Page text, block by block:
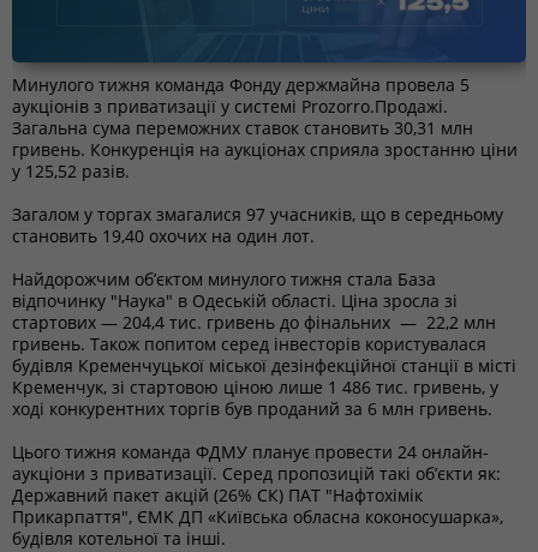
Минулого тижня команда Фонду держмайна провела 5
аукціонів з приватизації у системі Prozorro.Продажі.
Загальна сума переможних ставок становить 30,31 млн
гривень. Конкуренція на аукціонах сприяла зростанню ціни
у 125,52 разів.
Загалом у торгах змагалися 97 учасників, що в середньому
становить 19,40 охочих на один лот.
Найдорожчим об’єктом минулого тижня стала База
відпочинку "Наука" в Одеській області. Ціна зросла зі
стартових — 204,4 тис. гривень до фінальних — 22,2 млн
гривень. Також попитом серед інвесторів користувалася
будівля Кременчуцької міської дезінфекційної станції в місті
Кременчук, зі стартовою ціною лише 1 486 тис. гривень, у
ході конкурентних торгів був проданий за 6 млн гривень.
Цього тижня команда ФДМУ планує провести 24 онлайн-
аукціони з приватизації. Серед пропозицій такі об’єкти як:
Державний пакет акцій (26% СК) ПАТ "Нафтохімік
Прикарпаття", ЄМК ДП «Київська обласна коконосушарка»,
будівля котельної та інші.